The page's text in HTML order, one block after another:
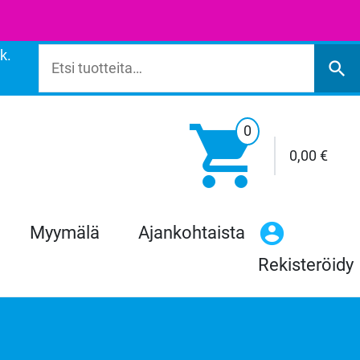
search

0
0,00 €
Myymälä
Ajankohtaista
Rekisteröidy